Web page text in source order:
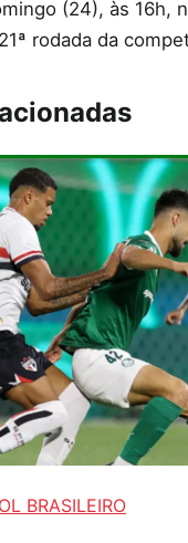
(24), às 16h,
rodada da
BRASILEIRO